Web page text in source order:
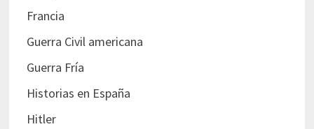
Francia
Guerra Civil americana
Guerra Fría
Historias en España
Hitler